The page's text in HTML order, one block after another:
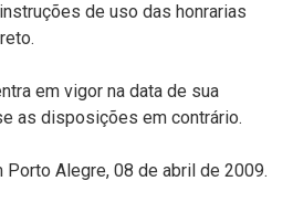
de uso das honrarias
em vigor na data de sua
as disposições em contrário.
Porto Alegre, 08 de abril de 2009.